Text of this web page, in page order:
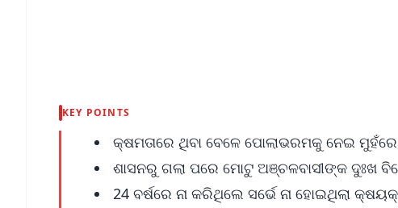
KEY POINTS
କ୍ଷମତାରେ ଥିବା ବେଳେ ପୋଲାଭରମକୁ ନେଇ ମୁହଁରେ
ଶାସନରୁ ଗଲା ପରେ ମୋଟୁ ଅଞ୍ଚଳବାସୀଙ୍କ ଦୁଃଖ
24 ବର୍ଷରେ ନା କରିଥିଲେ ସର୍ଭେ ନା ହୋଇଥିଲା